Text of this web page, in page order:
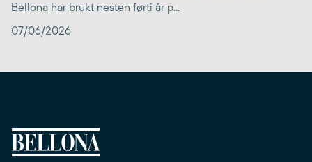
Bellona har brukt nesten førti år p...
07/06/2026